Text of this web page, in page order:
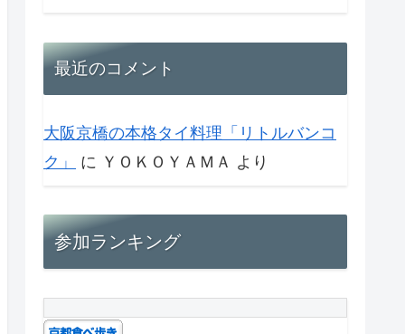
最近のコメント
大阪京橋の本格タイ料理「リトルバンコ
ク」
に ＹＯＫＯＹＡＭＡ より
参加ランキング